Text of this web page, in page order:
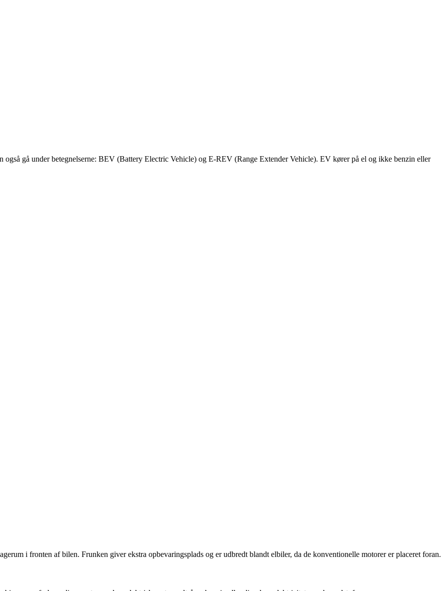
gå under betegnelserne: BEV (Battery Electric Vehicle) og E-REV (Range Extender Vehicle). EV kører på el og ikke benzin eller
i fronten af bilen. Frunken giver ekstra opbevaringsplads og er udbredt blandt elbiler, da de konventionelle motorer er placeret foran.